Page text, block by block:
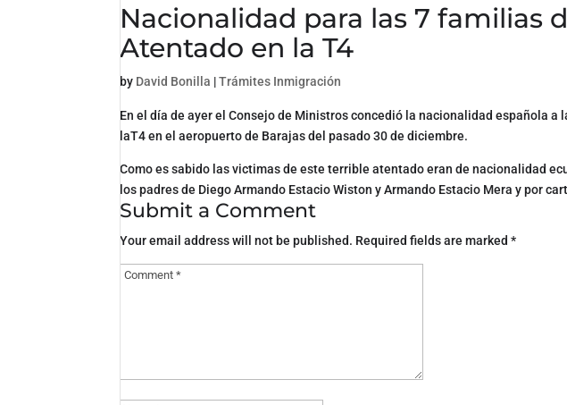
Nacionalidad para las 7 familias
Atentado en la T4
by David Bonilla |Trámites Inmigración
En el día de ayer el Consejo de Ministros concedió la nacionalidad española
laT4 en el aeropuerto de Barajas del pasado 30 de diciembre.
Como es sabido las victimas de este terrible atentado eran de nacionalidad
los padres de Diego Armando Estacio Wiston y Armando Estacio Mera y por
Submit a Comment
Your email address will not be published. Required fields are marked*